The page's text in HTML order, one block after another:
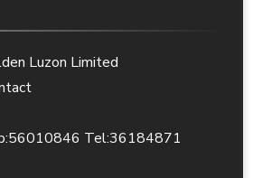
Luzon Limited
Tel:36184871